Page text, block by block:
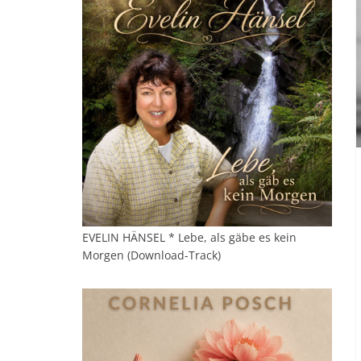
EVELIN HÄNSEL * Lebe, als gäbe es kein
Morgen (Download-Track)